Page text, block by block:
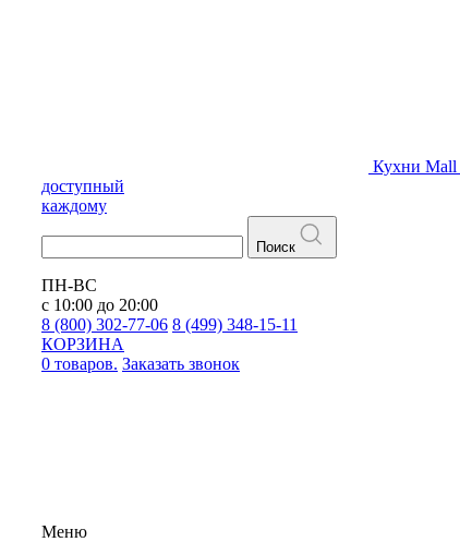
Кухни Mall
доступный
каждому
Поиск
ПН-ВС
с 10:00 до 20:00
8 (800) 302-77-06 8 (499) 348-15-11
КОРЗИНА
0 товаров. Заказать звонок
Меню